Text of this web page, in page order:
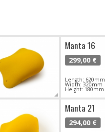
Manta 16
299,00 €
Length: 620mm
Width: 320mm
Height: 180mm
Manta 21
294,00 €